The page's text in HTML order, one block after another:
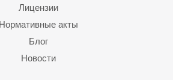
Лицензии
Нормативные акты
Блог
Новости